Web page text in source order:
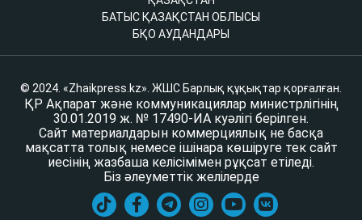
БАТЫС ҚАЗАҚСТАН ОБЛЫСЫ
БҚО АУДАНДАРЫ
© 2024. «Zhaikpress.kz». ЖШС Барлық құқықтар қорғалған.
ҚР Ақпарат және коммуникациялар министрлігінің
30.01.2019 ж. № 17490-ИА куәлігі берілген.
Сайт материалдарын коммерциялық не басқа
мақсатта толық немесе ішінара көшіруге тек сайт
иесінің жазбаша келісімімен рұқсат етіледі.
Біз әлеуметтік желілерде